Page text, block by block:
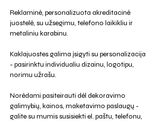
Reklaminė, personalizuota akreditacinė
juostelė, su užsegimu, telefono laikikliu ir
metaliniu karabinu.
Kaklajuostes galima įsigyti su personalizacija
- pasirinktu individualiu dizainu, logotipu,
norimu užrašu.
Norėdami pasiteirauti dėl dekoravimo
galimybių, kainos, maketavimo paslaugų -
galite su mumis susisiekti el. paštu, telefonu,